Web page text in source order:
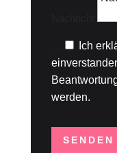
Ich
werden.
SENDEN